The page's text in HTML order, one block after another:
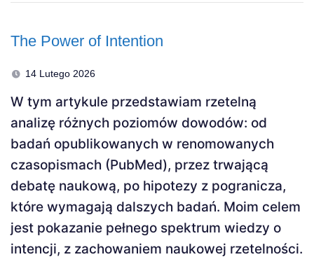
The Power of Intention
14 Lutego 2026
W tym artykule przedstawiam rzetelną
analizę różnych poziomów dowodów: od
badań opublikowanych w renomowanych
czasopismach (PubMed), przez trwającą
debatę naukową, po hipotezy z pogranicza,
które wymagają dalszych badań. Moim celem
jest pokazanie pełnego spektrum wiedzy o
intencji, z zachowaniem naukowej rzetelności.